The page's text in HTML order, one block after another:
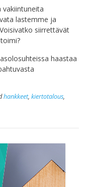
vakiintuneita
lastemme ja
siirrettävät
haastaa
hankkeet, kiertotalous,